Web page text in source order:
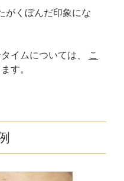
がくぼんだ印象にな
イムについては、
こ
す。